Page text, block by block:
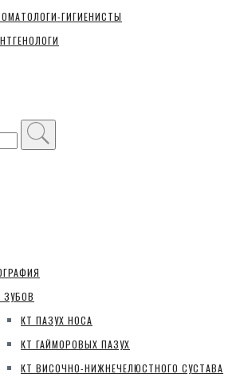
ГИГИЕНИСТЫ
ЗУБОВ
КТ ПАЗУХ НОСА
КТ ГАЙМОРОВЫХ ПАЗУХ
КТ ВИСОЧНО-НИЖНЕЧЕЛЮСТНОГО СУСТАВА